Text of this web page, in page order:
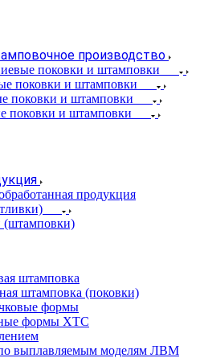
производство
поковки и штамповки
поковки и штамповки
поковки и штамповки
поковки и штамповки
продукция
(штамповки)
штамповка
штамповка (поковки)
формы
формы ХТС
выплавляемым моделям ЛВМ